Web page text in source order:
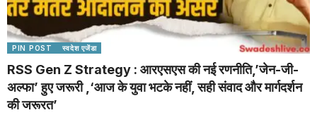
PIN POST स्वदेश एजेंडा
RSS Gen Z Strategy : आरएसएस की नई रणनीति,’जेन-जी-
अल्फा’ हुए जरूरी ,‘आज के युवा भटके नहीं, सही संवाद और मार्गदर्शन
की जरूरत’